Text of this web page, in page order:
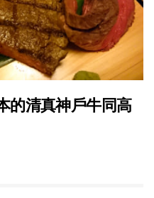
的清真神戶牛同高